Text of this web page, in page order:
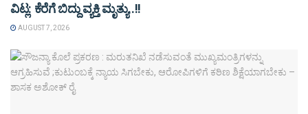
ವಿಟ್ಲ: ಕೆರೆಗೆ ಬಿದ್ದು ವ್ಯಕ್ತಿ ಮೃತ್ಯು..!!
AUGUST 7, 2026